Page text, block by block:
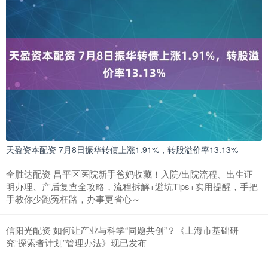
天盈资本配资 7月8日振华转债上涨1.91%，转股溢价率13.13%
全胜达配资 昌平区医院新手爸妈收藏！入院/出院流程、出生证
明办理、产后复查全攻略，流程拆解+避坑Tips+实用提醒，手把
手教你少跑冤枉路，办事更省心～
信阳光配资 如何让产业与科学“同题共创”？《上海市基础研
究“探索者计划”管理办法》现已发布